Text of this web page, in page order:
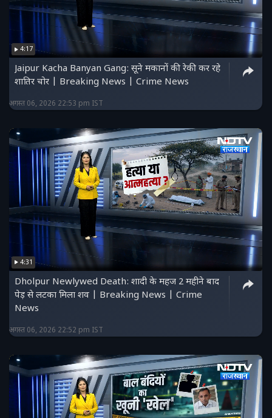
4:17
Jaipur Kacha Banyan Gang: सूने मकानों की रेकी कर रहे
शातिर चोर | Breaking News | Crime News
अगस्त 06, 2026 22:53 pm IST
4:31
Dholpur Newlywed Death: शादी के महज 2 महीने बाद
पेड़ से लटका मिला शव | Breaking News | Crime
News
अगस्त 06, 2026 22:52 pm IST